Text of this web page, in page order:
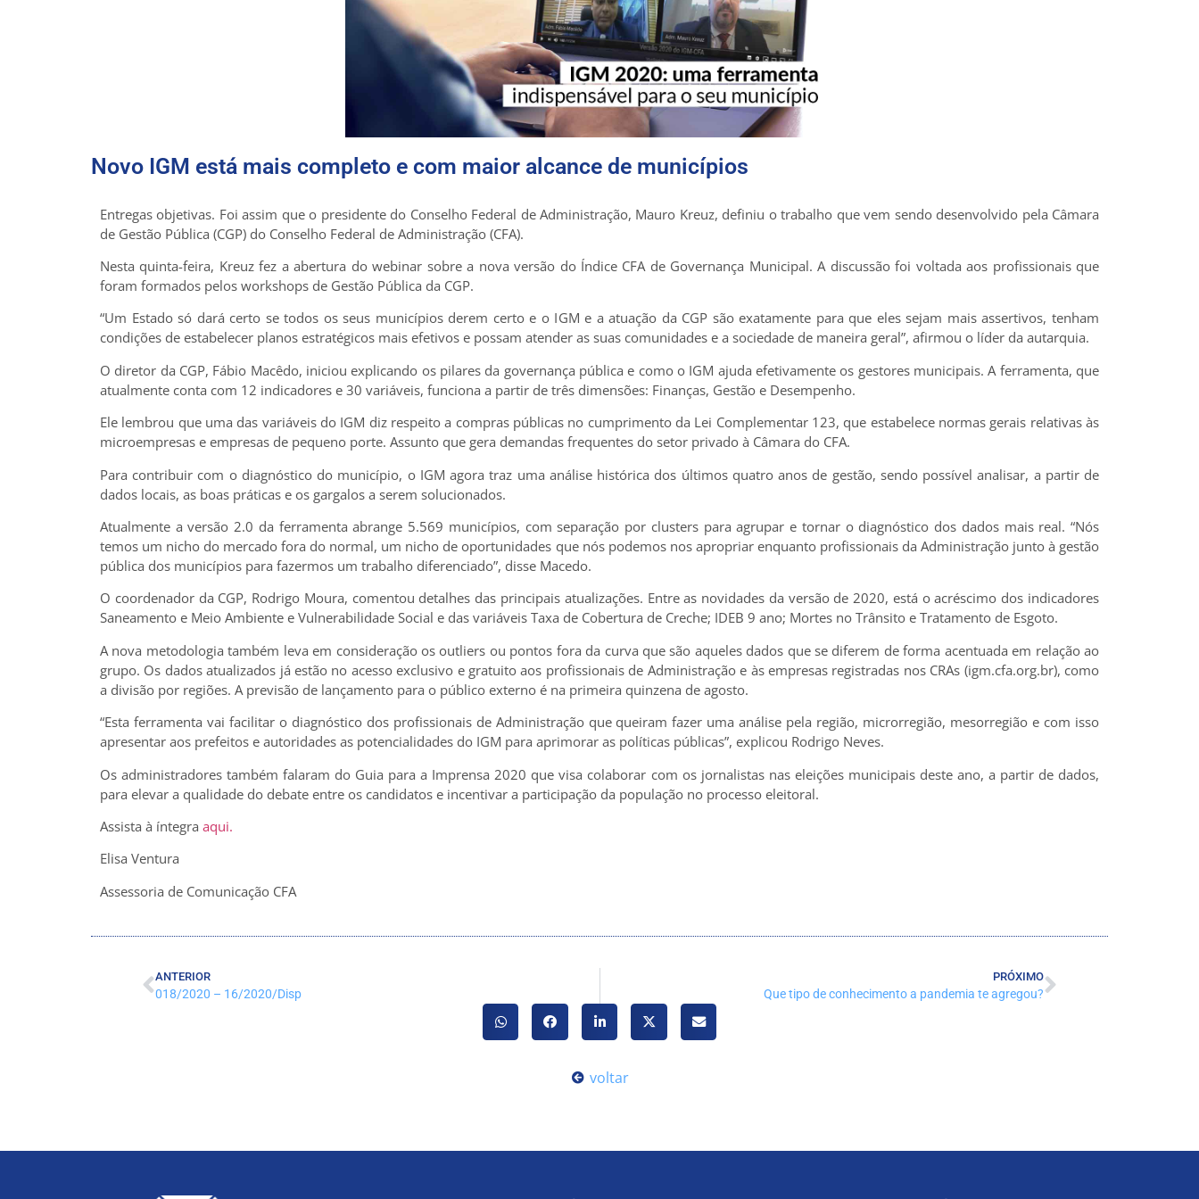
Novo IGM está mais completo e com maior alcance de municípios
Entregas objetivas. Foi assim que o presidente do Conselho Federal de Administração, Mauro Kreuz, definiu o trabalho que vem sendo desenvolvido pela Câmara
de Gestão Pública (CGP) do Conselho Federal de Administração (CFA).
Nesta quinta-feira, Kreuz fez a abertura do webinar sobre a nova versão do Índice CFA de Governança Municipal. A discussão foi voltada aos profissionais que
foram formados pelos workshops de Gestão Pública da CGP.
“Um Estado só dará certo se todos os seus municípios derem certo e o IGM e a atuação da CGP são exatamente para que eles sejam mais assertivos, tenham
condições de estabelecer planos estratégicos mais efetivos e possam atender as suas comunidades e a sociedade de maneira geral”, afirmou o líder da autarquia.
O diretor da CGP, Fábio Macêdo, iniciou explicando os pilares da governança pública e como o IGM ajuda efetivamente os gestores municipais. A ferramenta, que
atualmente conta com 12 indicadores e 30 variáveis, funciona a partir de três dimensões: Finanças, Gestão e Desempenho.
Ele lembrou que uma das variáveis do IGM diz respeito a compras públicas no cumprimento da Lei Complementar 123, que estabelece normas gerais relativas às
microempresas e empresas de pequeno porte. Assunto que gera demandas frequentes do setor privado à Câmara do CFA.
Para contribuir com o diagnóstico do município, o IGM agora traz uma análise histórica dos últimos quatro anos de gestão, sendo possível analisar, a partir de
dados locais, as boas práticas e os gargalos a serem solucionados.
Atualmente a versão 2.0 da ferramenta abrange 5.569 municípios, com separação por clusters para agrupar e tornar o diagnóstico dos dados mais real. “Nós
temos um nicho do mercado fora do normal, um nicho de oportunidades que nós podemos nos apropriar enquanto profissionais da Administração junto à gestão
pública dos municípios para fazermos um trabalho diferenciado”, disse Macedo.
O coordenador da CGP, Rodrigo Moura, comentou detalhes das principais atualizações. Entre as novidades da versão de 2020, está o acréscimo dos indicadores
Saneamento e Meio Ambiente e Vulnerabilidade Social e das variáveis Taxa de Cobertura de Creche; IDEB 9 ano; Mortes no Trânsito e Tratamento de Esgoto.
A nova metodologia também leva em consideração os outliers ou pontos fora da curva que são aqueles dados que se diferem de forma acentuada em relação ao
grupo. Os dados atualizados já estão no acesso exclusivo e gratuito aos profissionais de Administração e às empresas registradas nos CRAs (igm.cfa.org.br), como
a divisão por regiões. A previsão de lançamento para o público externo é na primeira quinzena de agosto.
“Esta ferramenta vai facilitar o diagnóstico dos profissionais de Administração que queiram fazer uma análise pela região, microrregião, mesorregião e com isso
apresentar aos prefeitos e autoridades as potencialidades do IGM para aprimorar as políticas públicas”, explicou Rodrigo Neves.
Os administradores também falaram do Guia para a Imprensa 2020 que visa colaborar com os jornalistas nas eleições municipais deste ano, a partir de dados,
para elevar a qualidade do debate entre os candidatos e incentivar a participação da população no processo eleitoral.
Assista à íntegra aqui.
Elisa Ventura
Assessoria de Comunicação CFA
ANTERIOR
018/2020 – 16/2020/Disp
PRÓXIMO
Que tipo de conhecimento a pandemia te agregou?
voltar